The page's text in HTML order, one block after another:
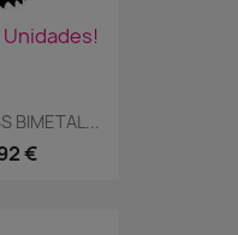
Unidades!
BIMETAL...
€